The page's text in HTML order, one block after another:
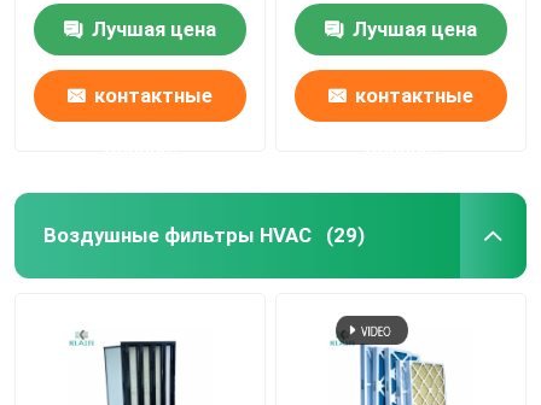
воздушного фильтра
сумки Лучшая цена
контактные
HVAC
Лучшая цена
контактные
Воздушные фильтры HVAC (29)